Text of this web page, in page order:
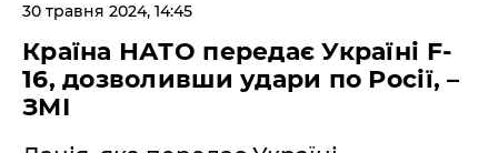
30 травня 2024, 14:45
Країна НАТО передає Україні F-
16, дозволивши удари по Росії, –
ЗМІ